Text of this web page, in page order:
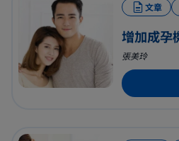
文章
增加成孕
張美玲